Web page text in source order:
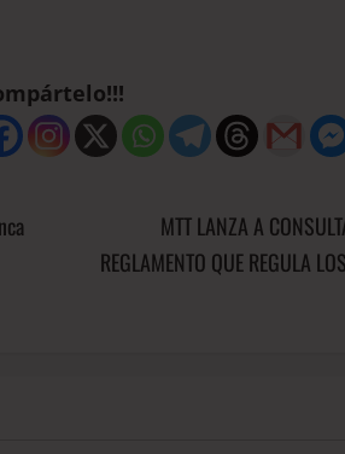
MTT LANZA A
REGLAMENTO QUE REGULA